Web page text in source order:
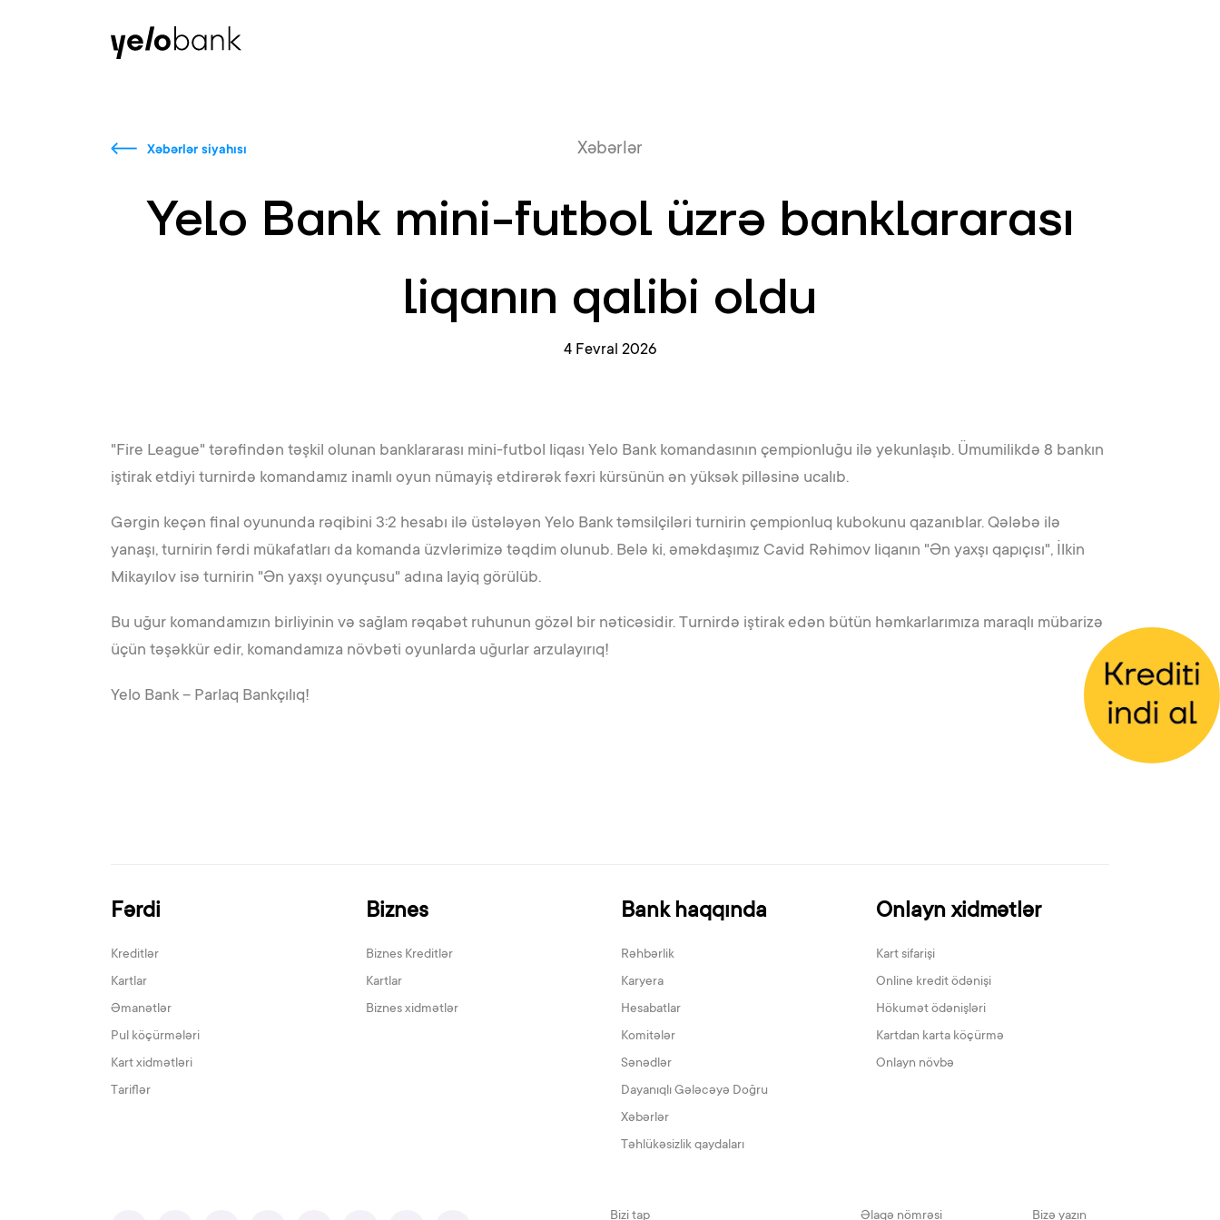
Xəbərlər siyahısı Xəbərlər
Yelo Bank mini-futbol üzrə banklararası
liqanın qalibi oldu
4 Fevral 2026
"Fire League" tərəfindən təşkil olunan banklararası mini-futbol liqası Yelo Bank komandasının çempionluğu ilə yekunlaşıb. Ümumilikdə 8 bankın
iştirak etdiyi turnirdə komandamız inamlı oyun nümayiş etdirərək fəxri kürsünün ən yüksək pilləsinə ucalıb.
Gərgin keçən final oyununda rəqibini 3:2 hesabı ilə üstələyən Yelo Bank təmsilçiləri turnirin çempionluq kubokunu qazanıblar. Qələbə ilə
yanaşı, turnirin fərdi mükafatları da komanda üzvlərimizə təqdim olunub. Belə ki, əməkdaşımız Cavid Rəhimov liqanın "Ən yaxşı qapıçısı", İlkin
Mikayılov isə turnirin "Ən yaxşı oyunçusu" adına layiq görülüb.
Bu uğur komandamızın birliyinin və sağlam rəqabət ruhunun gözəl bir nəticəsidir. Turnirdə iştirak edən bütün həmkarlarımıza maraqlı mübarizə
üçün təşəkkür edir, komandamıza növbəti oyunlarda uğurlar arzulayırıq!
Yelo Bank – Parlaq Bankçılıq!
Fərdi
Kreditlər
Kartlar
Əmanətlər
Pul köçürmələri
Kart xidmətləri
Tariflər
Biznes
Biznes Kreditlər
Kartlar
Biznes xidmətlər
Bank haqqında
Rəhbərlik
Karyera
Hesabatlar
Komitələr
Sənədlər
Dayanıqlı Gələcəyə Doğru
Xəbərlər
Təhlükəsizlik qaydaları
Onlayn xidmətlər
Kart sifarişi
Online kredit ödənişi
Hökumət ödənişləri
Kartdan karta köçürmə
Onlayn növbə
Bizi tap Əlaqə nömrəsi Bizə yazın